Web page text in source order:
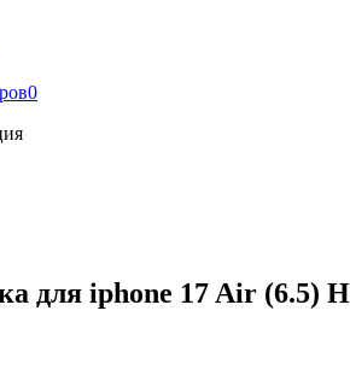
0
для iphone 17 Air (6.5)